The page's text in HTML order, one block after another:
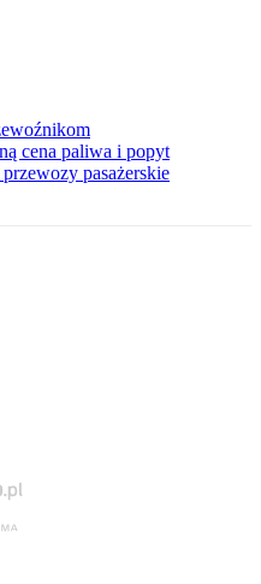
cena paliwa i popyt
pasażerskie